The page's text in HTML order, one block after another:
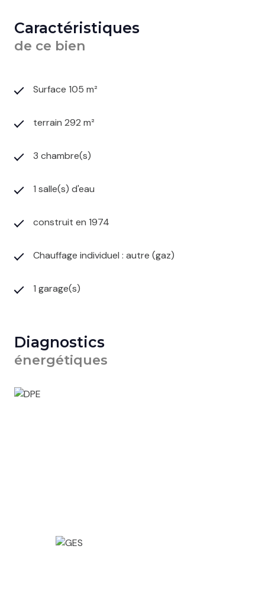
Caractéristiques
de ce bien
Surface 105 m²
terrain 292 m²
3 chambre(s)
1 salle(s) d'eau
construit en 1974
Chauffage individuel : autre (gaz)
1 garage(s)
Diagnostics
énergétiques